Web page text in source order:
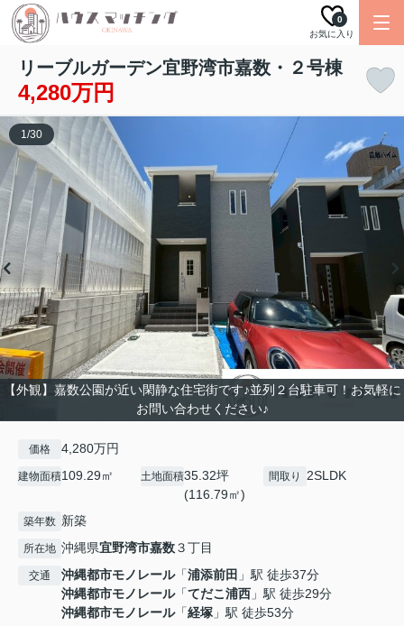
お気に入り
0
リーブルガーデン宜野湾市嘉数・２号棟
4,280万円
【外観】嘉数公園が近い閑静な住宅街です♪並列２台駐車可！お気軽に
お問い合わせください♪
1/30
価格 4,280万円
建物面積109.29㎡ 土地面積35.32坪
(116.79㎡)
間取り 2SLDK
築年数 新築
所在地 沖縄県宜野湾市嘉数３丁目
交通 沖縄都市モノレール「浦添前田 」駅 徒歩37分
沖縄都市モノレール「てだこ浦西 」駅 徒歩29分
沖縄都市モノレール「経塚 」駅 徒歩53分